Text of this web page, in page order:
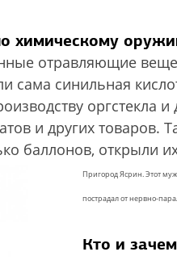
химическому
отравляющие
сама синильная
оргстекла
и других товаров.
баллонов, открыли
Пригород Ясрин. Этот
пострадал от нервно-
Кто и